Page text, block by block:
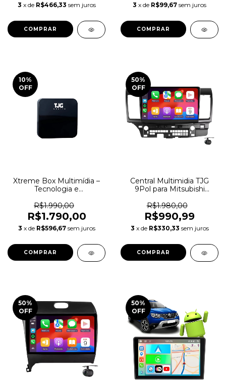
3 x de R$466,33 sem juros 3 x de R$99,67 sem juros
10%
OFF
Xtreme Box Multimídia –
Tecnologia e
Imports
R$1.990,00
R$1.790,00
3 x de R$596,67 sem juros
50%
OFF
Central Multimidia TJG
9Pol para Mitsubishi
R$1.980,00
R$990,99
3 x de R$330,33 sem juros
50%
OFF
50%
OFF